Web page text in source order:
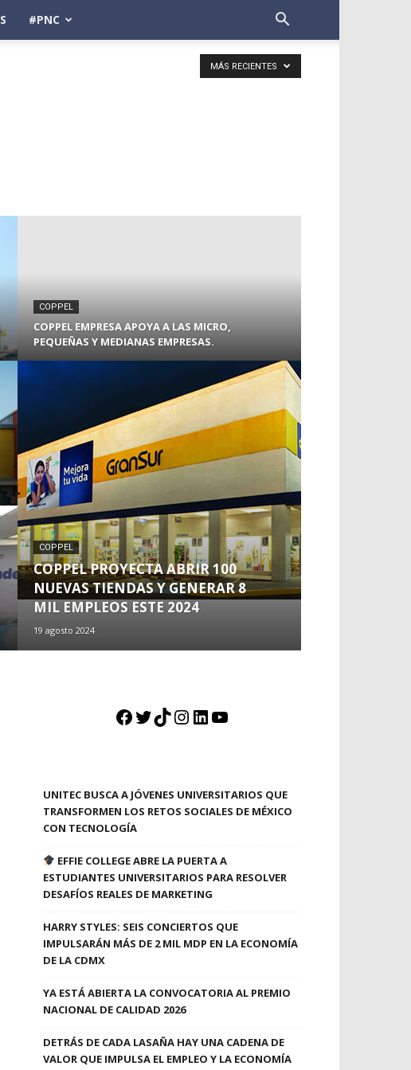
#PNC
MÁS RECIENTES
COPPEL
COPPEL EMPRESA APOYA A LAS MICRO,
PEQUEÑAS Y MEDIANAS EMPRESAS.
COPPEL
COPPEL PROYECTA ABRIR 100
NUEVAS TIENDAS Y GENERAR 8
MIL EMPLEOS ESTE 2024
19 agosto 2024
Facebook
Twitter
TikTok
Instagram
LinkedIn
YouTube
UNITEC BUSCA A JÓVENES UNIVERSITARIOS QUE
TRANSFORMEN LOS RETOS SOCIALES DE MÉXICO
CON TECNOLOGÍA
EFFIE COLLEGE ABRE LA PUERTA A
ESTUDIANTES UNIVERSITARIOS PARA RESOLVER
DESAFÍOS REALES DE MARKETING
HARRY STYLES: SEIS CONCIERTOS QUE
IMPULSARÁN MÁS DE 2 MIL MDP EN LA ECONOMÍA
DE LA CDMX
YA ESTÁ ABIERTA LA CONVOCATORIA AL PREMIO
NACIONAL DE CALIDAD 2026
DETRÁS DE CADA LASAÑA HAY UNA CADENA DE
VALOR QUE IMPULSA EL EMPLEO Y LA ECONOMÍA